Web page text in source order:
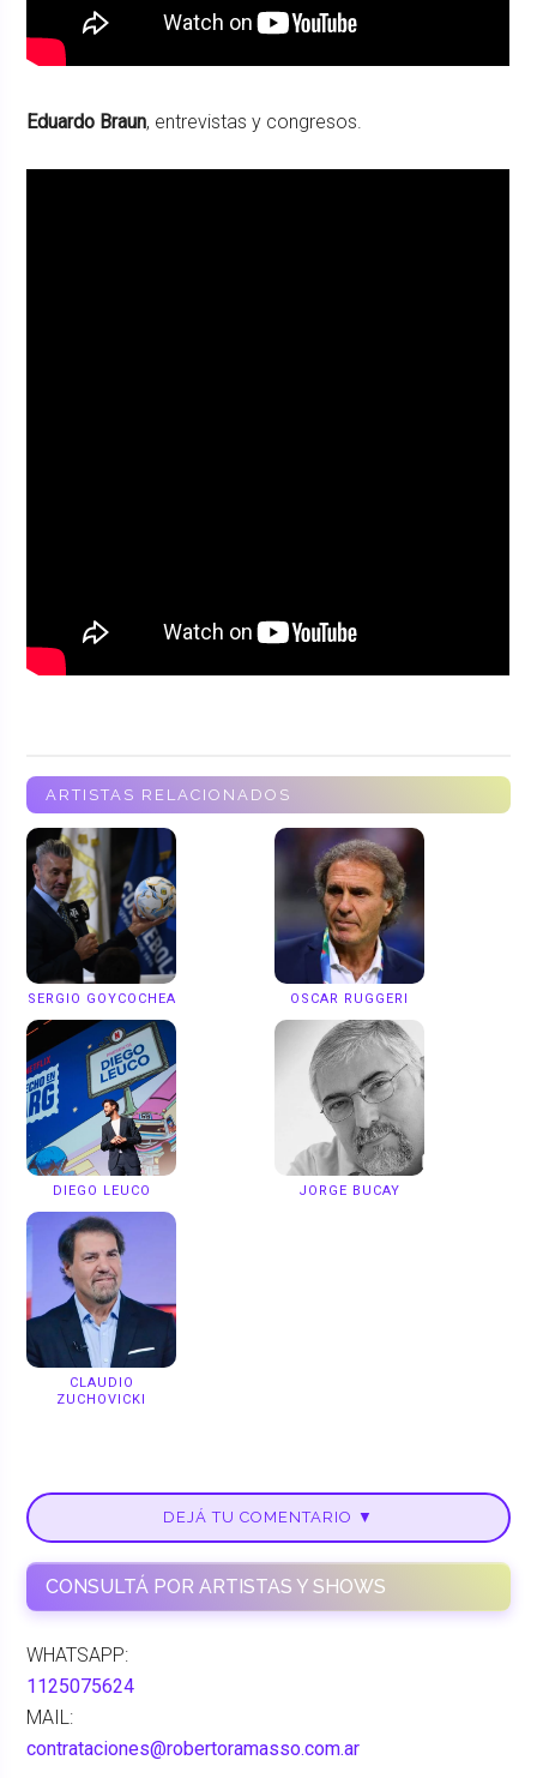
Eduardo Braun, entrevistas y congresos.
ARTISTAS RELACIONADOS
SERGIO GOYCOCHEA OSCAR RUGGERI
DIEGO LEUCO JORGE BUCAY
CLAUDIO
ZUCHOVICKI
DEJÁ TU COMENTARIO ▼
CONSULTÁ POR ARTISTAS Y SHOWS
WHATSAPP:
1125075624
MAIL:
contrataciones@robertoramasso.com.ar